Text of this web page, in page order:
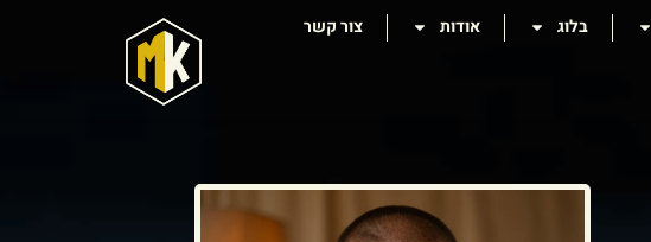
בלוג אודות צור קשר